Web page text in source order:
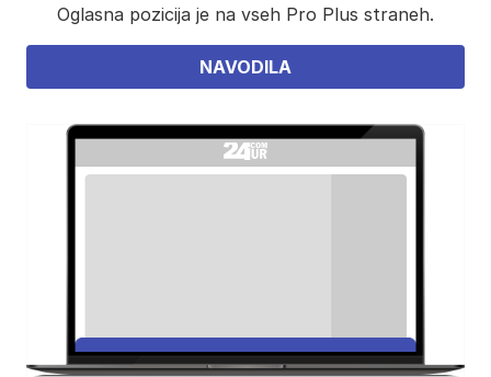
Oglasna pozicija je na vseh Pro Plus straneh.
NAVODILA